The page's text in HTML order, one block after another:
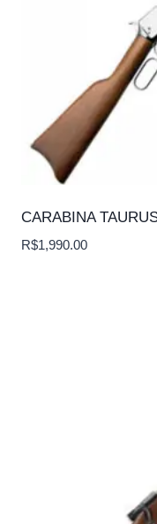
CARABINA
R$1,990.00